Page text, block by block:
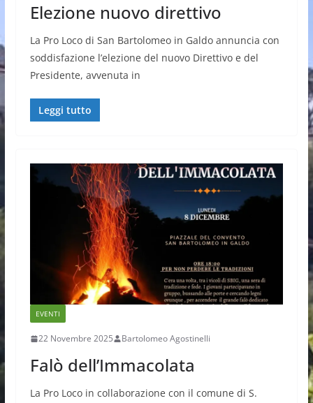
Elezione nuovo direttivo
La Pro Loco di San Bartolomeo in Galdo annuncia con
soddisfazione l’elezione del nuovo Direttivo e del
Presidente, avvenuta in
Leggi tutto
EVENTI
22 Novembre 2025 Bartolomeo Agostinelli
Falò dell’Immacolata
La Pro Loco in collaborazione con il comune di S.